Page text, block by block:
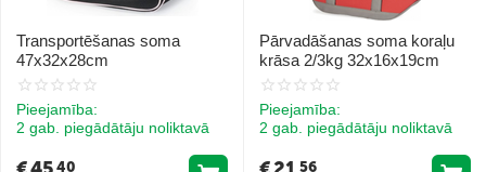
Transportēšanas soma
47x32x28cm
Pieejamība:
2 gab. piegādātāju noliktavā
40
Pārvadāšanas soma koraļu
krāsa 2/3kg 32x16x19cm
Pieejamība:
2 gab. piegādātāju noliktavā
56